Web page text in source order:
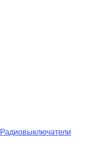
Радиовыключатели